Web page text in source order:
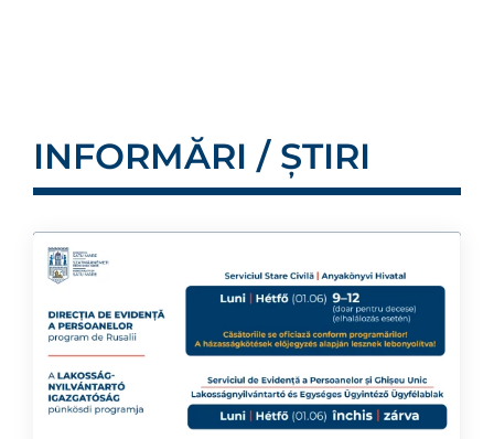
INFORMĂRI / ȘTIRI